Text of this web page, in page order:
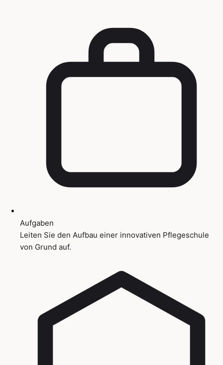
Aufgaben
Leiten Sie den Aufbau einer innovativen Pflegeschule
von Grund auf.